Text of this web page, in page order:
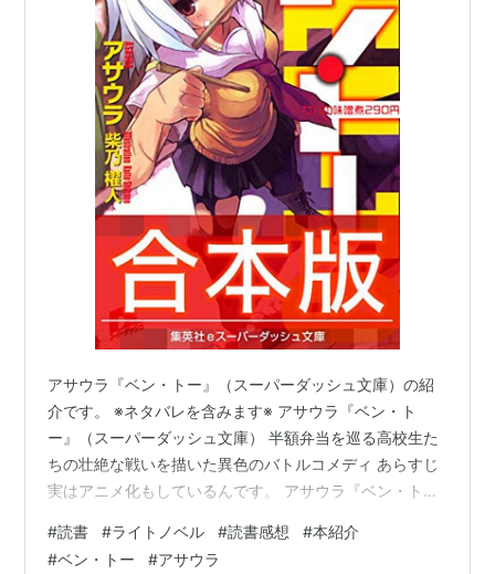
アサウラ『ベン・トー』（スーパーダッシュ文庫）の紹
介です。 ※ネタバレを含みます※ アサウラ『ベン・ト
ー』（スーパーダッシュ文庫） 半額弁当を巡る高校生た
ちの壮絶な戦いを描いた異色のバトルコメディ あらすじ
実はアニメ化もしているんです。 アサウラ『ベン・ト
(集英社スーパーダッシュ文庫) 作者:アサウラ 集英社
Amazon 半額弁当を巡る高校生たちの壮絶な戦いを描い
#読書 #ライトノベル #読書感想 #本紹介
#ベン・トー #アサウラ